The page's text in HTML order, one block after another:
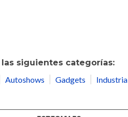
siguientes categorías:
Autoshows Gadgets Industria